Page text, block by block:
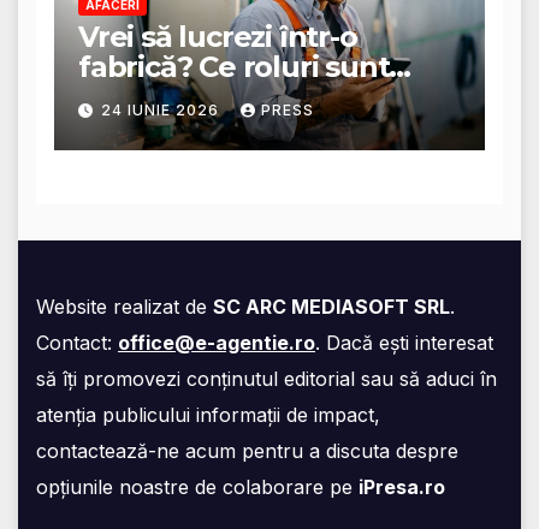
AFACERI
Vrei să lucrezi într-o
fabrică? Ce roluri sunt
disponibile și ce presupun
acestea
24 IUNIE 2026 PRESS
Website realizat de SC ARC MEDIASOFT SRL.
Contact: office@e-agentie.ro. Dacă ești interesat
să îți promovezi conținutul editorial sau să aduci în
atenția publicului informații de impact,
contactează-ne acum pentru a discuta despre
opțiunile noastre de colaborare pe iPresa.ro